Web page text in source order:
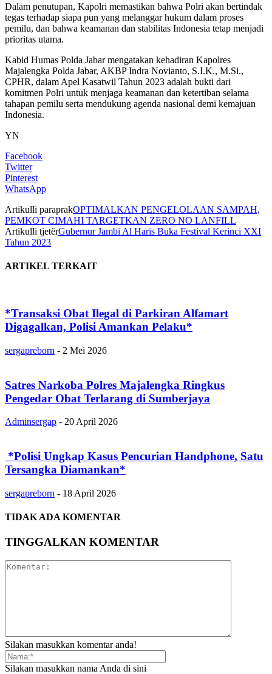
Dalam penutupan, Kapolri memastikan bahwa Polri akan bertindak
tegas terhadap siapa pun yang melanggar hukum dalam proses
pemilu, dan bahwa keamanan dan stabilitas Indonesia tetap menjadi
prioritas utama.
Kabid Humas Polda Jabar mengatakan kehadiran Kapolres
Majalengka Polda Jabar, AKBP Indra Novianto, S.I.K., M.Si.,
CPHR, dalam Apel Kasatwil Tahun 2023 adalah bukti dari
komitmen Polri untuk menjaga keamanan dan ketertiban selama
tahapan pemilu serta mendukung agenda nasional demi kemajuan
Indonesia.
YN
Facebook
Twitter
Pinterest
WhatsApp
Artikulli paraprakOPTIMALKAN PENGELOLAAN SAMPAH,
PEMKOT CIMAHI TARGETKAN ZERO NO LANFILL
Artikulli tjetërGubernur Jambi Al Haris Buka Festival Kerinci XXI
Tahun 2023
ARTIKEL TERKAIT
*Transaksi Obat Ilegal di Parkiran Alfamart
Digagalkan, Polisi Amankan Pelaku*
sergapreborn - 2 Mei 2026
Satres Narkoba Polres Majalengka Ringkus
Pengedar Obat Terlarang di Sumberjaya
Adminsergap - 20 April 2026
‎ ‎*Polisi Ungkap Kasus Pencurian Handphone, Satu
Tersangka Diamankan*
sergapreborn - 18 April 2026
TIDAK ADA KOMENTAR
TINGGALKAN KOMENTAR
Silakan masukkan komentar anda!
Silakan masukkan nama Anda di sini